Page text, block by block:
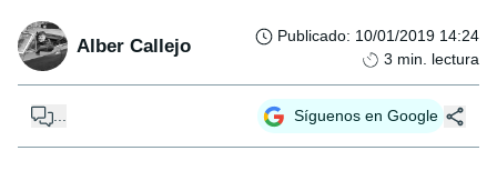
Alber Callejo Publicado: 10/01/2019 14:24
3 min. lectura
Síguenos en Google